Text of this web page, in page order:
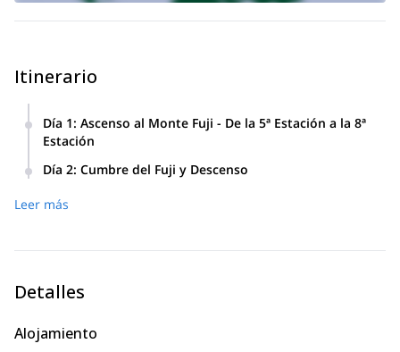
Itinerario
Día 1: Ascenso al Monte Fuji - De la 5ª Estación a la 8ª
Estación
a.m. Recogida desde la Terminal de Autobuses Fujikyu
conveniencia antes de dirigirse a la 5ª estación. 11:00 a.m. -
prepararemos nuestro equipo y comenzaremos a subir la
Gotemba - Akaiwa-kan 5:00 p.m. - Cena en el Refugio -
Todo lo que puedas comer de curry y arroz 7:00 p.m. - A
Día 2: Cumbre del Fuji y Descenso
4:15 y las 4:45 dependiendo de la temporada 5:00 a.m. -
descenso 10:00 a.m. - Descanso en el refugio de la 8ª
almacenado 12:00 p.m. - Almuerzo en el refugio de la 6ª
Leer más
Detalles
Alojamiento